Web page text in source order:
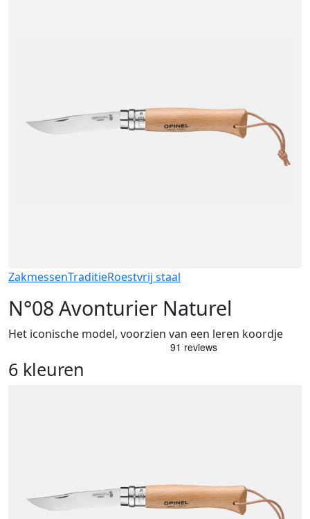
ZakmessenTraditieRoestvrij staal
N°08 Avonturier Naturel
Het iconische model, voorzien van een leren koordje
6 kleuren